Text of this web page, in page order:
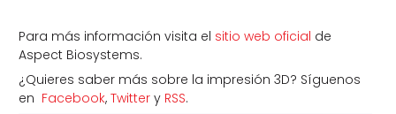
Para más información visita el sitio web oficial de
Aspect Biosystems.
¿Quieres saber más sobre la impresión 3D? Síguenos
en Facebook,Twittery RSS.